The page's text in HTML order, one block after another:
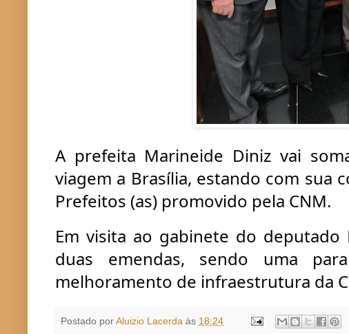
A prefeita Marineide Diniz vai
viagem a Brasília, estando com sua
Prefeitos (as) promovido pela CNM.
Em visita ao gabinete do deputado
duas emendas, sendo uma
melhoramento de infraestrutura da
Postado porAluizio Lacerda às 18:24